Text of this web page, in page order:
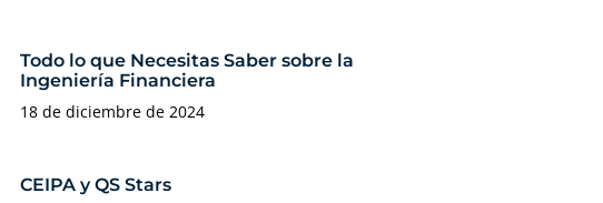
Todo lo que Necesitas Saber sobre la
Ingeniería Financiera
18 de diciembre de 2024
CEIPA y QS Stars